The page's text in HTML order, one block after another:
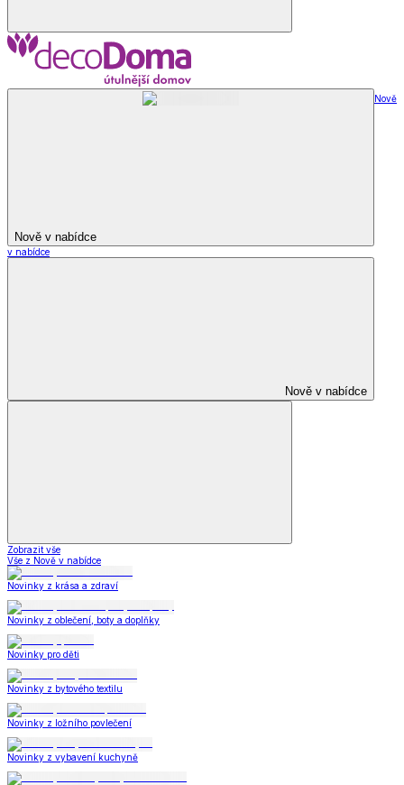
Nově v nabídce
Nově
v nabídce
Nově v nabídce
Zobrazit vše
Vše z Nově v nabídce
Novinky z krása a zdraví
Novinky z oblečení, boty a doplňky
Novinky pro děti
Novinky z bytového textilu
Novinky z ložního povlečení
Novinky z vybavení kuchyně